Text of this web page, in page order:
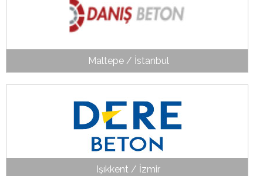
Maltepe / İstanbul
Işıkkent / İzmir